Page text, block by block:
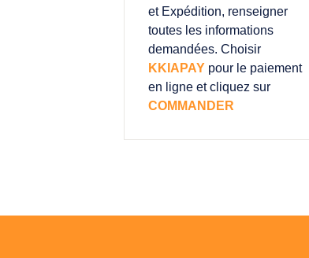
et Expédition, renseigner
toutes les informations
demandées. Choisir
KKIAPAY pour le paiement
en ligne et cliquez sur
COMMANDER